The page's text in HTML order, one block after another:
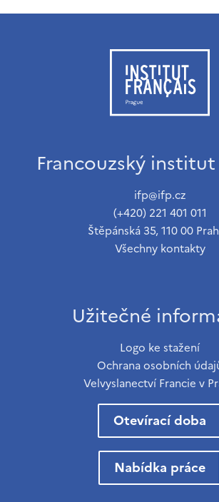
Francouzský institut
ifp@ifp.cz
(+420) 221 401 011
Štěpánská 35, 110 00
Všechny kontakty
Užitečné
Logo ke stažení
Ochrana osobních
Velvyslanectví Francie v
Otevírací doba
Nabídka práce